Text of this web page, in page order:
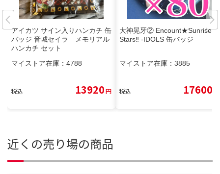
アイカツ サイン入りハンカチ 缶
バッジ 音城セイラ メモリアル
ハンカチ セット
マイストア在庫： 4788
税込 13920円
大神晃牙② Encount★Sunrise×
Stars‼︎ -IDOLS 缶バッジ
マイストア在庫： 3885
税込 17600
近くの売り場の商品